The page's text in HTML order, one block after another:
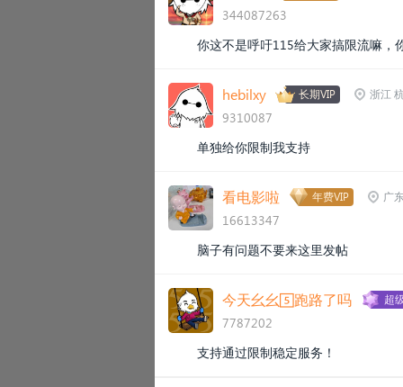
344087263
你这不是呼吁115给大家搞限流嘛，
hebilxy 长期VIP 浙江
9310087
单独给你限制我支持
看电影啦 年费VIP 广
16613347
脑子有问题不要来这里发帖
今天幺幺5⃣️跑路了吗 超
7787202
支持通过限制稳定服务！